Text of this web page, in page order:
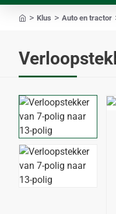
op
Klus Auto en tractor